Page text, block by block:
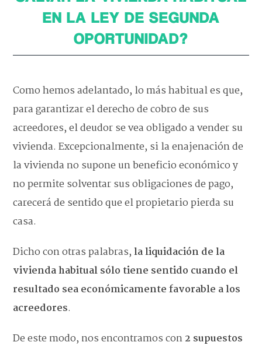
EN LA LEY DE SEGUNDA
OPORTUNIDAD?
Como hemos adelantado, lo más habitual es que,
para garantizar el derecho de cobro de sus
acreedores, el deudor se vea obligado a vender su
vivienda. Excepcionalmente, si la enajenación de
la vivienda no supone un beneficio económico y
no permite solventar sus obligaciones de pago,
carecerá de sentido que el propietario pierda su
casa.
Dicho con otras palabras,la liquidación de la
vivienda habitual sólo tiene sentido cuando el
resultado sea económicamente favorable a los
acreedores.
De este modo, nos encontramos con2 supuestos